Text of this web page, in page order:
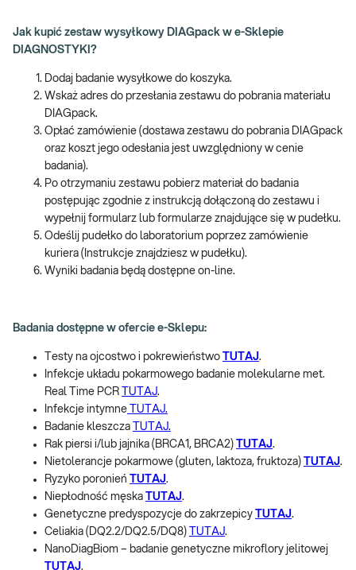
Jak kupić zestaw wysyłkowy DIAGpack w e-Sklepie
DIAGNOSTYKI?
Dodaj badanie wysyłkowe do koszyka.
Wskaż adres do przesłania zestawu do pobrania materiału
DIAGpack.
Opłać zamówienie (dostawa zestawu do pobrania DIAGpack
oraz koszt jego odesłania jest uwzględniony w cenie
badania).
Po otrzymaniu zestawu pobierz materiał do badania
postępując zgodnie z instrukcją dołączoną do zestawu i
wypełnij formularz lub formularze znajdujące się w pudełku.
Odeślij pudełko do laboratorium poprzez zamówienie
kuriera (Instrukcje znajdziesz w pudełku).
Wyniki badania będą dostępne on-line.
Badania dostępne w ofercie e-Sklepu:
Testy na ojcostwo i pokrewieństwo TUTAJ.
Infekcje układu pokarmowego badanie molekularne met.
Real Time PCR
TUTAJ.
Infekcje intymne TUTAJ.
Badanie kleszcza
TUTAJ.
Rak piersi i/lub jajnika (BRCA1, BRCA2)
TUTAJ.
Nietolerancje pokarmowe (gluten, laktoza, fruktoza)
TUTAJ.
Ryzyko poronień
TUTAJ.
Niepłodność męska
TUTAJ.
Genetyczne predyspozycje do zakrzepicy
TUTAJ.
Celiakia (DQ2.2/DQ2.5/DQ8)
TUTAJ.
NanoDiagBiom – badanie genetyczne mikroflory jelitowej
TUTAJ.